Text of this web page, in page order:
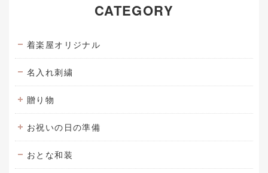
CATEGORY
着楽屋オリジナル
名入れ刺繍
贈り物
お祝いの日の準備
おとな和装